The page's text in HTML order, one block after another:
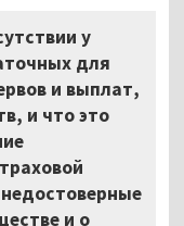
у
для
и выплат,
и что это
и о